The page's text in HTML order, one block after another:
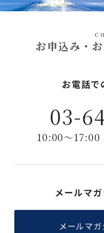
お申込み・
お電話で
03-
10:00〜
メールマ
メールマ